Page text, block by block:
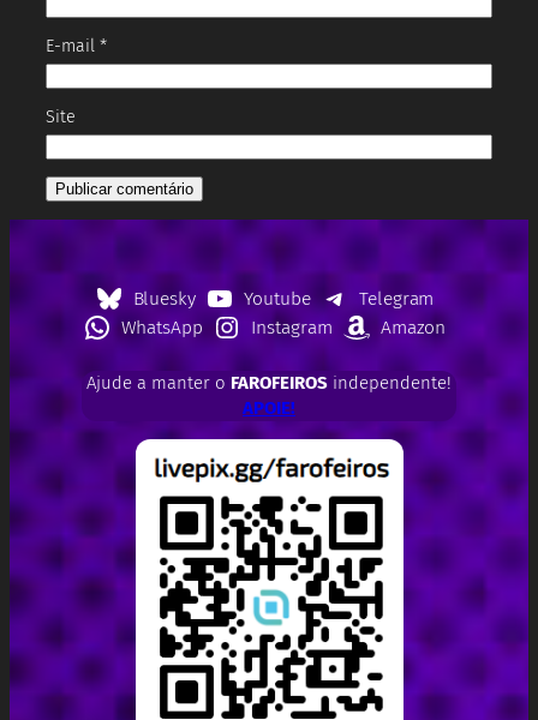
E-mail *
Site
Bluesky Youtube
Telegram
WhatsApp
Instagram Amazon
Ajude a manter o FAROFEIROSindependente!
APOIE!